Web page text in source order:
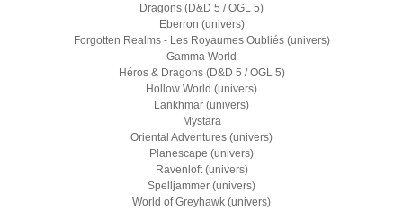
Dragons (D&D 5 / OGL 5)
Eberron (univers)
Forgotten Realms - Les Royaumes Oubliés (univers)
Gamma World
Héros & Dragons (D&D 5 / OGL 5)
Hollow World (univers)
Lankhmar (univers)
Mystara
Oriental Adventures (univers)
Planescape (univers)
Ravenloft (univers)
Spelljammer (univers)
World of Greyhawk (univers)